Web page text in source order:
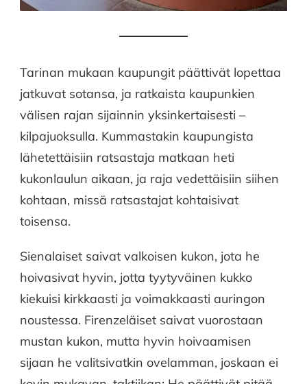
Tarinan mukaan kaupungit päättivät lopettaa
jatkuvat sotansa, ja ratkaista kaupunkien
välisen rajan sijainnin yksinkertaisesti –
kilpajuoksulla. Kummastakin kaupungista
lähetettäisiin ratsastaja matkaan heti
kukonlaulun aikaan, ja raja vedettäisiin siihen
kohtaan, missä ratsastajat kohtaisivat
toisensa.
Sienalaiset saivat valkoisen kukon, jota he
hoivasivat hyvin, jotta tyytyväinen kukko
kiekuisi kirkkaasti ja voimakkaasti auringon
noustessa. Firenzeläiset saivat vuorostaan
mustan kukon, mutta hyvin hoivaamisen
sijaan he valitsivatkin ovelamman, joskaan ei